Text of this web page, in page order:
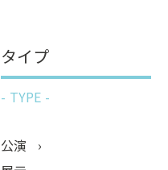
タイプ
TYPE
公演